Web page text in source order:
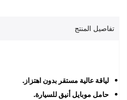
تفاصيل المنتج
لياقة عالية مستقر بدون اهتزاز.
حامل موبايل أنيق للسيارة.